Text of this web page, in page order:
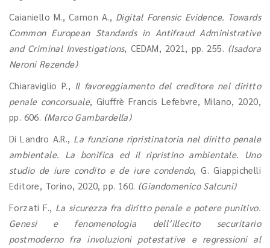
Caianiello M., Camon A., Digital Forensic Evidence. Towards
Common European Standards in Antifraud Administrative
and Criminal Investigations, CEDAM, 2021, pp. 255. (Isadora
Neroni Rezende)
Chiaraviglio P., Il favoreggiamento del creditore nel diritto
penale concorsuale, Giuffrè Francis Lefebvre, Milano, 2020,
pp. 606. (Marco Gambardella)
Di Landro A.R., La funzione ripristinatoria nel diritto penale
ambientale. La bonifica ed il ripristino ambientale. Uno
studio de iure condito e de iure condendo, G. Giappichelli
Editore, Torino, 2020, pp. 160. (Giandomenico Salcuni)
Forzati F., La sicurezza fra diritto penale e potere punitivo.
Genesi e fenomenologia dell’illecito securitario
postmoderno fra involuzioni potestative e regressioni al